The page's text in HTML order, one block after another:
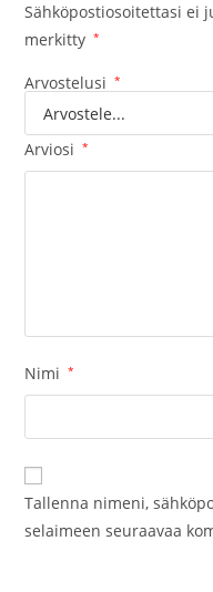
Sähköpostiosoitettasi ei
merkitty *
Arvostelusi *
Arviosi *
Nimi *
Tallenna nimeni,
selaimeen seuraavaa